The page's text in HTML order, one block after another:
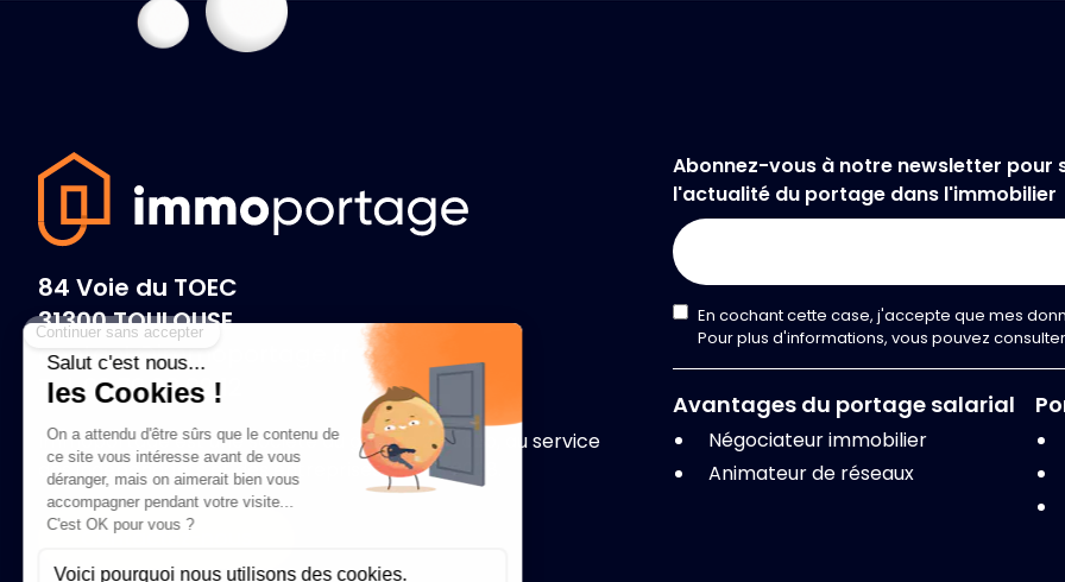
84 Voie du TOEC
31300 TOULOUSE
contact@immoportage.fr
Tel. 09 70 28 92 12
Immoportage est une société du groupe 2i group, au service
des indépendants et des entreprises depuis 2008.
Contactez-nous
Abonnez-vous à notre newsletter pour
l'actualité du portage dans l'immobilier
En cochant cette case, j'accepte que mes
Pour plus d'informations, vous pouvez
Avantages du portage salarial
Négociateur immobilier
Animateur de réseaux